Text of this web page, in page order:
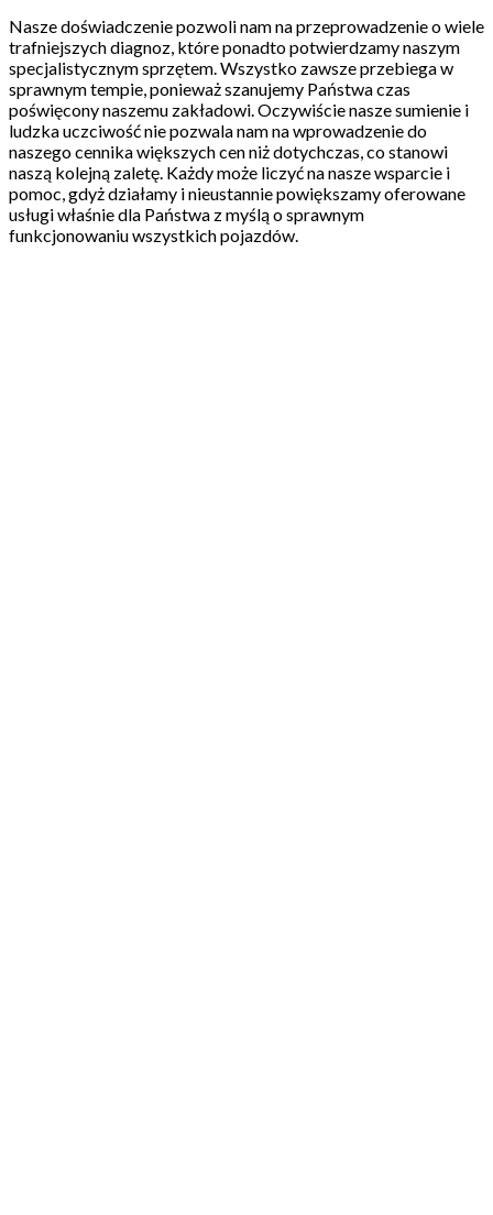
Nasze doświadczenie pozwoli nam na przeprowadzenie o wiele
trafniejszych diagnoz, które ponadto potwierdzamy naszym
specjalistycznym sprzętem. Wszystko zawsze przebiega w
sprawnym tempie, ponieważ szanujemy Państwa czas
poświęcony naszemu zakładowi. Oczywiście nasze sumienie i
ludzka uczciwość nie pozwala nam na wprowadzenie do
naszego cennika większych cen niż dotychczas, co stanowi
naszą kolejną zaletę. Każdy może liczyć na nasze wsparcie i
pomoc, gdyż działamy i nieustannie powiększamy oferowane
usługi właśnie dla Państwa z myślą o sprawnym
funkcjonowaniu wszystkich pojazdów.